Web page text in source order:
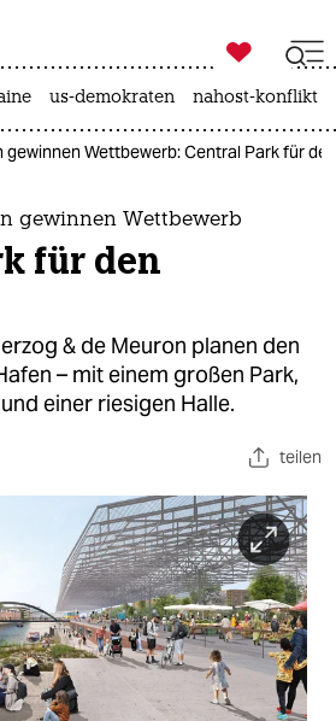
taz zahl ich
zahl ich

taz zahl ich
us-demokraten nahost-konflikt
gewinnen Wettbewerb: Central Park für
gewinnen Wettbewerb
für den
& de Meuron planen den
– mit einem großen Park,
einer riesigen Halle.
teilen